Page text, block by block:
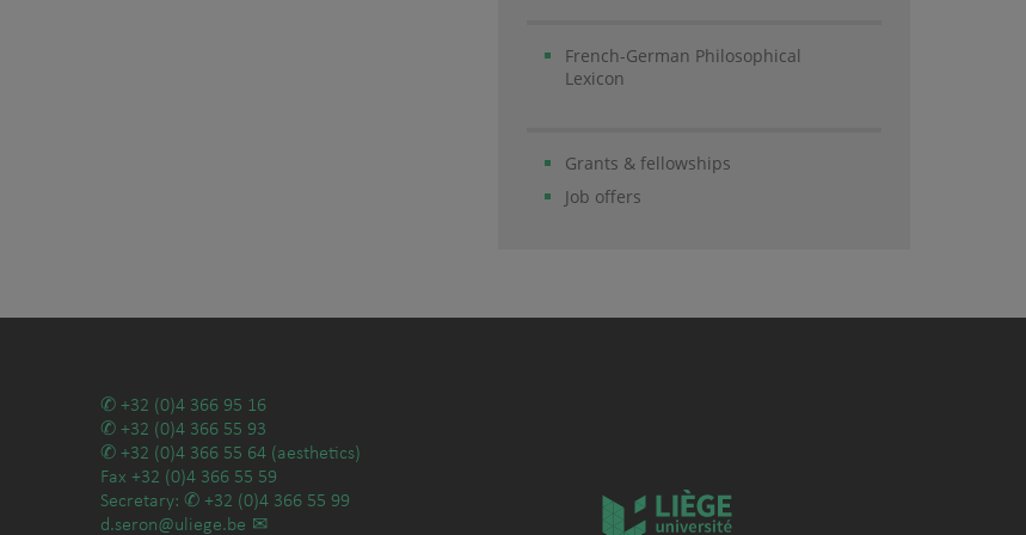
French-German Philosophical
Lexicon
Grants & fellowships
Job offers
+32 (0)4 366 95 16
+32 (0)4 366 55 93
+32 (0)4 366 55 64 (aesthetics)
Fax +32 (0)4 366 55 59
Secretary:
+32 (0)4 366 55 99
d.seron@uliege.be